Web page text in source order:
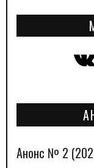
Анонс № 2